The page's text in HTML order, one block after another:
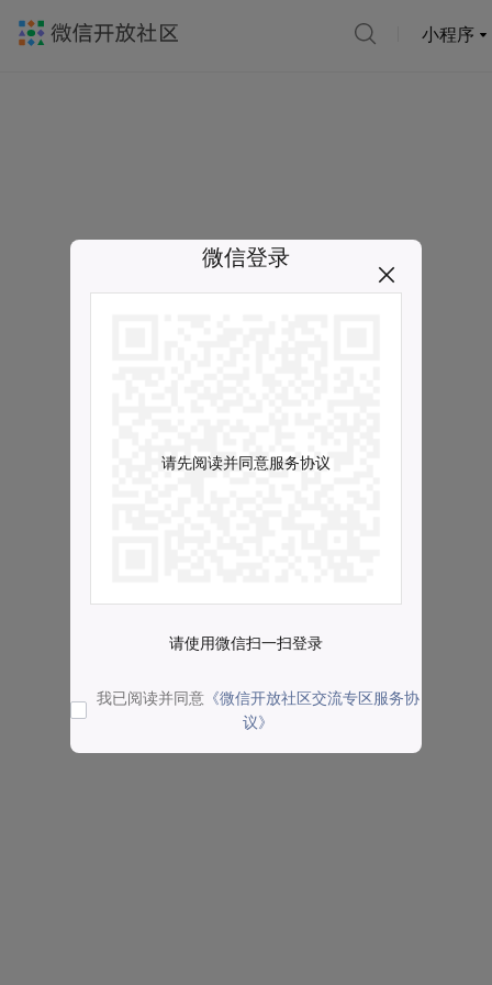
小程序
微信登录
请先阅读并同意服务协议
请使用微信扫一扫登录
我已阅读并同意 《微信开放社区交流专区服务协
议》